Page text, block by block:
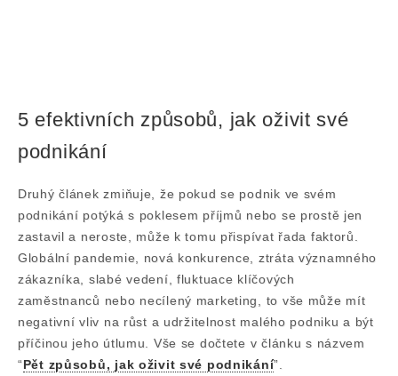
5 efektivních způsobů, jak oživit své
podnikání
Druhý článek zmiňuje, že pokud se podnik ve svém
podnikání potýká s poklesem příjmů nebo se prostě jen
zastavil a neroste, může k tomu přispívat řada faktorů.
Globální pandemie, nová konkurence, ztráta významného
zákazníka, slabé vedení, fluktuace klíčových
zaměstnanců nebo necílený marketing, to vše může mít
negativní vliv na růst a udržitelnost malého podniku a být
příčinou jeho útlumu. Vše se dočtete v článku s názvem
“Pět způsobů, jak oživit své podnikání”.